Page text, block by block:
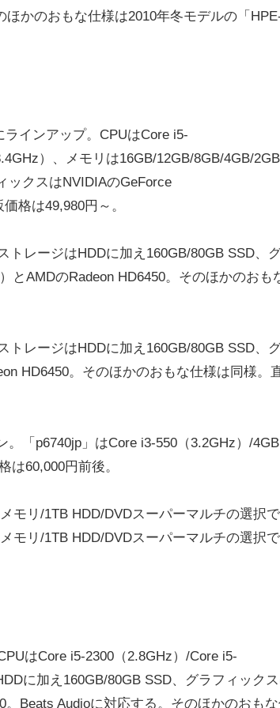
かのおもな仕様は2010年冬モデルの「
インアップ。CPUはCore i5-
）、メモリは16GB/12GB/8GB/4GB/2GB
ックスはNVIDIAのGeForce
格は49,980円～。
レージはHDDに加え160GB/80GB SSD、
とAMDのRadeon HD6450。そのほかのおも
レージはHDDに加え160GB/80GB SSD、
HD6450。そのほかのおもな仕様は同様。
「p6740jp」はCore i3-550（3.2GHz）/4GB
は60,000円前後。
モリ/1TB HDD/DVDスーパーマルチの選択
モリ/1TB HDD/DVDスーパーマルチの選択
はCore i5-2300（2.8GHz）/Core i5-
に加え160GB/80GB SSD、グラフィック
Beats Audioに対応する。そのほかのおも